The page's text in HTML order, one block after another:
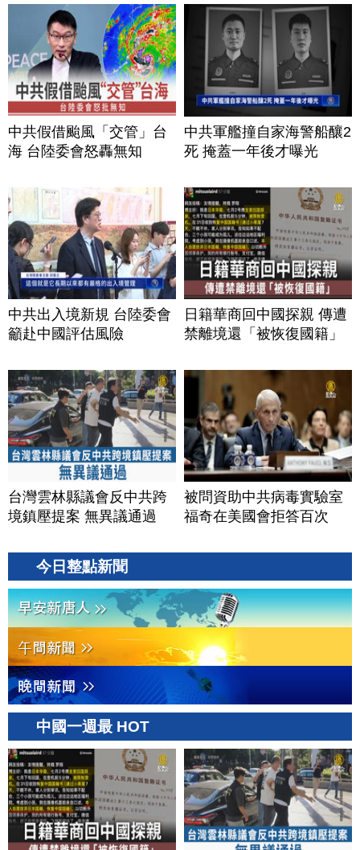
中共假借颱風「交管」台
海 台陸委會怒轟無知
中共軍艦撞自家海警船釀2
死 掩蓋一年後才曝光
中共出入境新規 台陸委會
籲赴中國評估風險
日籍華商回中國探親 傳遭
禁離境還「被恢復國籍」
台灣雲林縣議會反中共跨
境鎮壓提案 無異議通過
被問資助中共病毒實驗室
福奇在美國會拒答百次
今日整點新聞
中國一週最 HOT